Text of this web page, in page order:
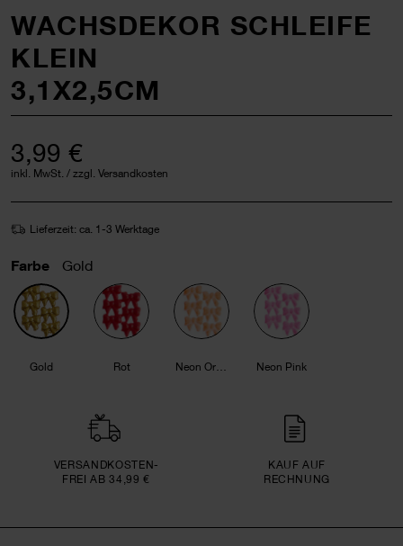
WACHSDEKOR SCHLEIFE
KLEIN
3,1X2,5CM
3,99 €
inkl. MwSt. / zzgl. Versandkosten
Lieferzeit: ca. 1-3 Werktage
Farbe Gold
Gold Rot Neon Orange Neon Pink
VERSAND­KOSTEN­
FREI AB 34,99 €
KAUF AUF
RECHNUNG